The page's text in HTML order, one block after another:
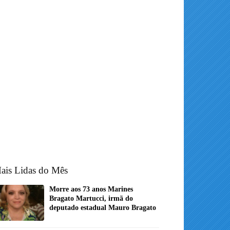
Lidas do Mês
Morre aos 73 anos Marines
Bragato Martucci, irmã do
deputado estadual Mauro Bragato